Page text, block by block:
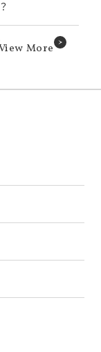
機種変更前”の
画像データや
引き継ぐこと
」を選択。
クアップした
像データやアル
More